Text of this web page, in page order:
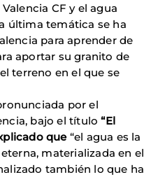
CF y el agua
última temática se ha
para aprender de
aportar su granito de
terreno en el que se
por el
bajo el título“El
que “el agua es la
materializada en el
también lo que ha